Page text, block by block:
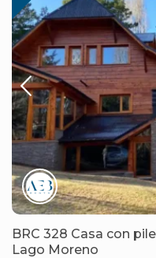
BRC 328 Casa con
Lago Moreno